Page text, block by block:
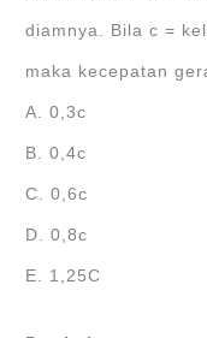
diamnya. Bila c =
maka kecepatan
A. 0,3c
B. 0,4c
C. 0,6c
D. 0,8c
E. 1,25C